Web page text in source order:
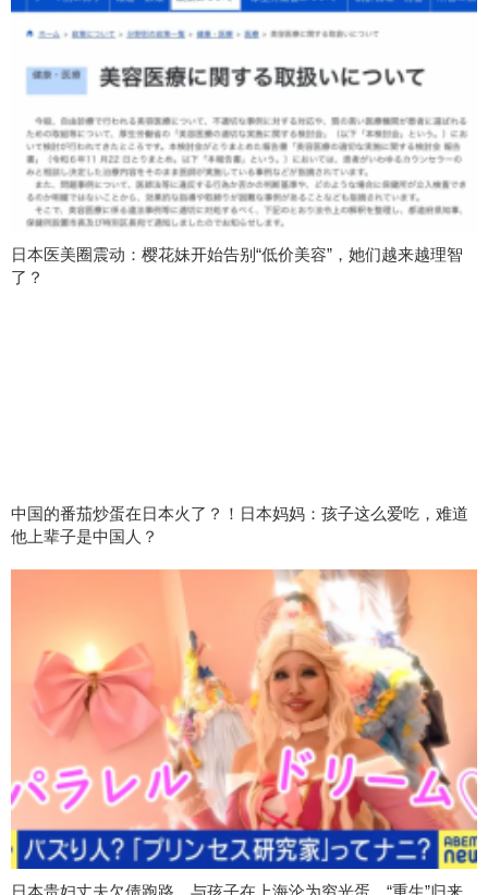
日本医美圈震动：樱花妹开始告别“低价美容”，她们越来越理智
了？
中国的番茄炒蛋在日本火了？！日本妈妈：孩子这么爱吃，难道
他上辈子是中国人？
日本贵妇丈夫欠债跑路，与孩子在上海沦为穷光蛋…“重生”归来